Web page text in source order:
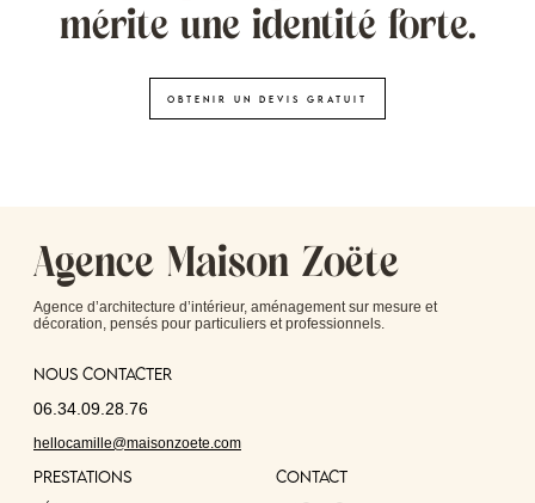
mérite une identité forte.
Obtenir un devis gratuit
Agence Maison Zoëte
Agence d’architecture d’intérieur, aménagement sur mesure et
décoration, pensés pour particuliers et professionnels.
Nous contacter
PRESTATIONS CONTACT
06.34.09.28.76
hellocamille@maisonzoete.com